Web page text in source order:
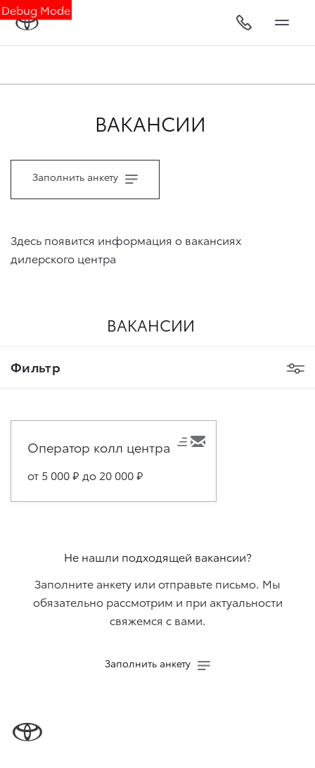
Debug Mode
ВАКАНСИИ
Заполнить анкету
Здесь появится информация о вакансиях
дилерского центра
ВАКАНСИИ
Фильтр
Оператор колл центра
от 5 000₽ до 20 000₽
Не нашли подходящей вакансии?
Заполните анкету или отправьте письмо. Мы
обязательно рассмотрим и при актуальности
свяжемcя с вами.
Заполнить анкету